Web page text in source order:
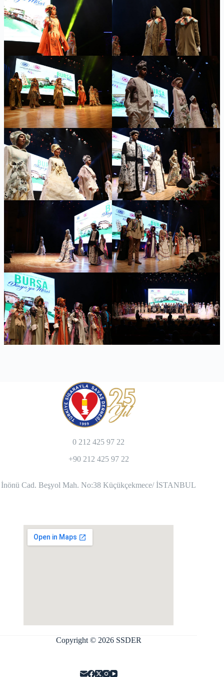
0 212 425 97 22
+90 212 425 97 22
İnönü Cad. Beşyol Mah. No:38 Küçükçekmece/ İSTANBUL
Copyright © 2026 SSDER